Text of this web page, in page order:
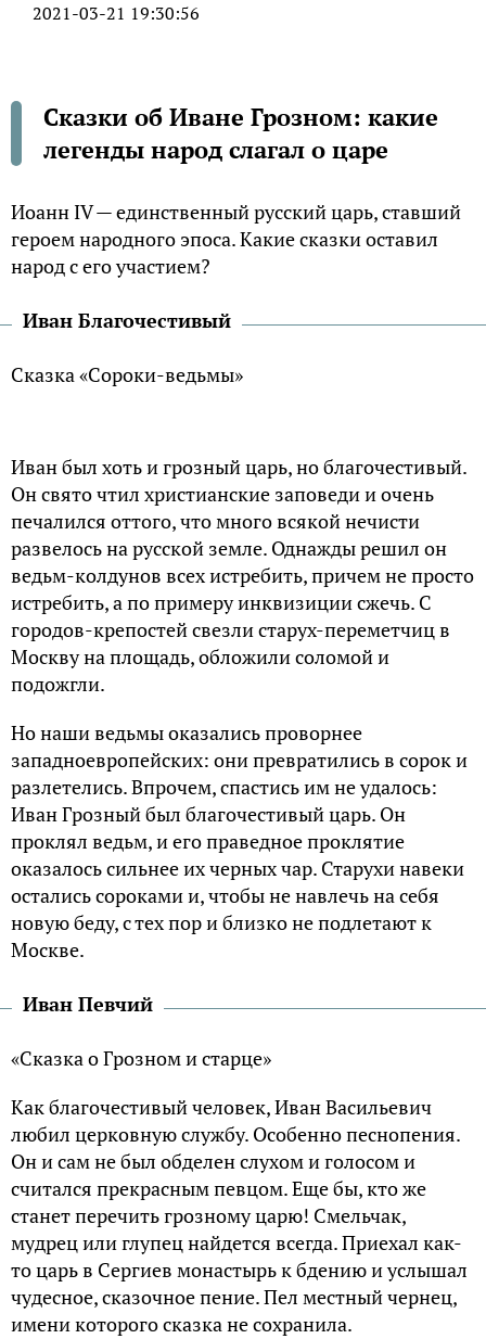
2021-03-21 19:30:56
Сказки об Иване Грозном: какие
легенды народ слагал о царе
Иоанн IV — единственный русский царь, ставший
героем народного эпоса. Какие сказки оставил
народ с его участием?
Иван Благочестивый
Сказка «Сороки-ведьмы»
Иван был хоть и грозный царь, но благочестивый.
Он свято чтил христианские заповеди и очень
печалился оттого, что много всякой нечисти
развелось на русской земле. Однажды решил он
ведьм-колдунов всех истребить, причем не просто
истребить, а по примеру инквизиции сжечь. С
городов-крепостей свезли старух-переметчиц в
Москву на площадь, обложили соломой и
подожгли.
Но наши ведьмы оказались проворнее
западноевропейских: они превратились в сорок и
разлетелись. Впрочем, спастись им не удалось:
Иван Грозный был благочестивый царь. Он
проклял ведьм, и его праведное проклятие
оказалось сильнее их черных чар. Старухи навеки
остались сороками и, чтобы не навлечь на себя
новую беду, с тех пор и близко не подлетают к
Москве.
Иван Певчий
«Сказка о Грозном и старце»
Как благочестивый человек, Иван Васильевич
любил церковную службу. Особенно песнопения.
Он и сам не был обделен слухом и голосом и
считался прекрасным певцом. Еще бы, кто же
станет перечить грозному царю! Смельчак,
мудрец или глупец найдется всегда. Приехал как-
то царь в Сергиев монастырь к бдению и услышал
чудесное, сказочное пение. Пел местный чернец,
имени которого сказка не сохранила.